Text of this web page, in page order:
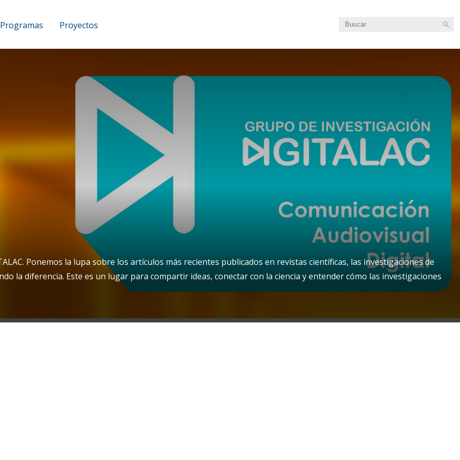
Programas Proyectos
Ponemos la lupa sobre los artículos más recientes publicados en revistas científicas, las investigaciones de
la diferencia. Este es un lugar para compartir ideas, conectar con la ciencia y entender cómo las investigaciones